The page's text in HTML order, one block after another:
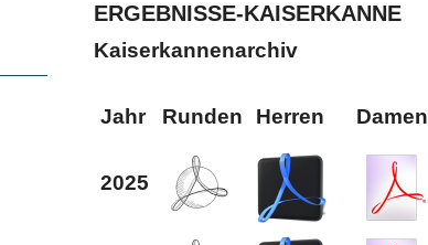
ERGEBNISSE-KAISERKANNE
Kaiserkannenarchiv
Jahr Runden Herren Damen
2025